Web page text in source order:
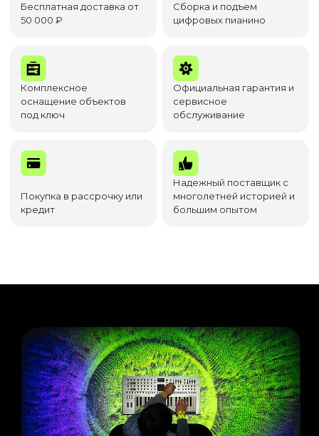
Бесплатная доставка от
50 000 ₽
Сборка и подъем
цифровых пианино
Комплексное
оснащение объектов
под ключ
Официальная гарантия и
сервисное
обслуживание
Покупка в рассрочку или
кредит
Надежный поставщик с
многолетней историей и
большим опытом